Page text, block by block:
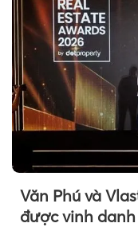
Văn Phú và
được vinh